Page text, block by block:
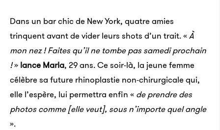
Dans un bar chic de New York, quatre amies
trinquent avant de vider leurs shots d’un trait. «À
mon nez ! Faites qu’il ne tombe pas samedi prochain
!» lance Marla, 29 ans. Ce soir-là, la jeune femme
célèbre sa future rhinoplastie non-chirurgicale qui,
elle l’espère, lui permettra enfin « de prendre des
photos comme [elle veut], sous n’importe quel angle
».